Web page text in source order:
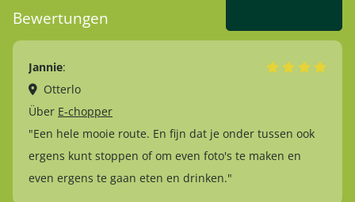
Bewertungen
Kimberly
Garderen
Über Elektrische Fahrräder
"Mooie goeie fietsen geleend, afstand van 56 km zonder
problemen met een route van hun. Mooie plekjes
gezien ! We hebben genoten "